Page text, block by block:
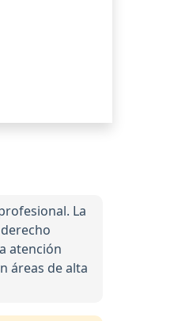
La
atención
áreas de alta